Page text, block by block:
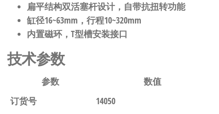
扁平结构双活塞杆设计，自带抗扭转功能
缸径16~63mm，行程10~320mm
内置磁环，T型槽安装接口
技术参数
参数
数值
订货号
14050